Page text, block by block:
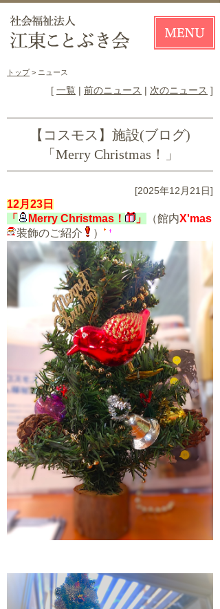
トップ> ニュース
[ 一覧 | 前のニュース | 次のニュース ]
【コスモス】施設(ブログ)
「Merry Christmas！」
[2025年12月21日]
12月23日
「
Merry Christmas！ 」 （館内X'mas
装飾のご紹介
）